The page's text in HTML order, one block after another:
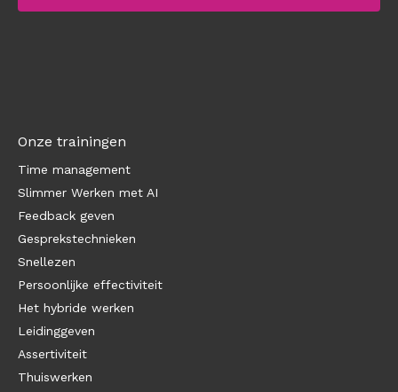
Onze trainingen
Time management
Slimmer Werken met AI
Feedback geven
Gesprekstechnieken
Snellezen
Persoonlijke effectiviteit
Het hybride werken
Leidinggeven
Assertiviteit
Thuiswerken